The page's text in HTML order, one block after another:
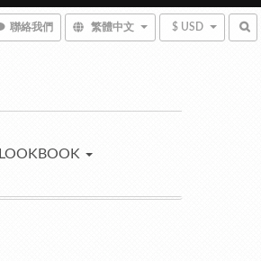
聯絡我們 繁體中文 $ USD
LOOKBOOK